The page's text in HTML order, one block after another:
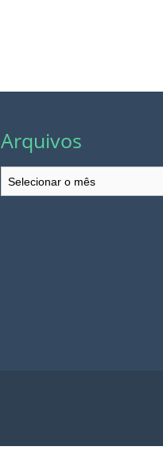
Arquivos
Arquivos